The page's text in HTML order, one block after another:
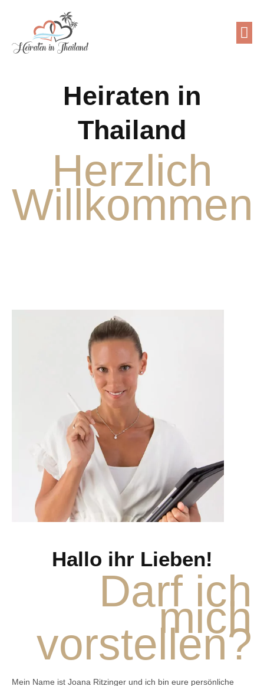
Heiraten in
Thailand
Herzlich
Willkommen
Hallo ihr Lieben!
Darf ich
mich
vorstellen?
Mein Name ist Joana Ritzinger und ich bin eure persönliche